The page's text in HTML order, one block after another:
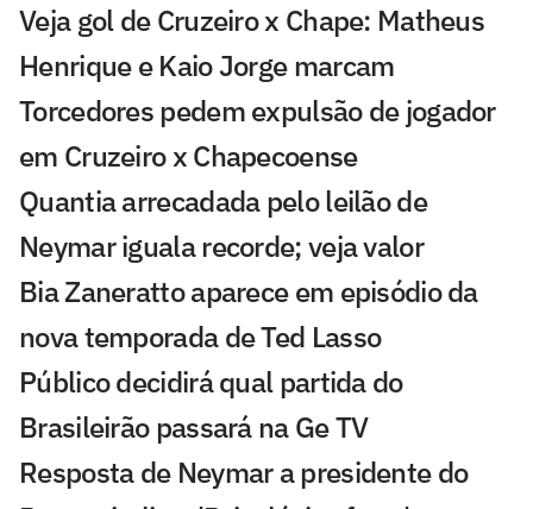
Veja gol de Cruzeiro x Chape: Matheus
Henrique e Kaio Jorge marcam
Torcedores pedem expulsão de jogador
em Cruzeiro x Chapecoense
Quantia arrecadada pelo leilão de
Neymar iguala recorde; veja valor
Bia Zaneratto aparece em episódio da
nova temporada de Ted Lasso
Público decidirá qual partida do
Brasileirão passará na Ge TV
Resposta de Neymar a presidente do